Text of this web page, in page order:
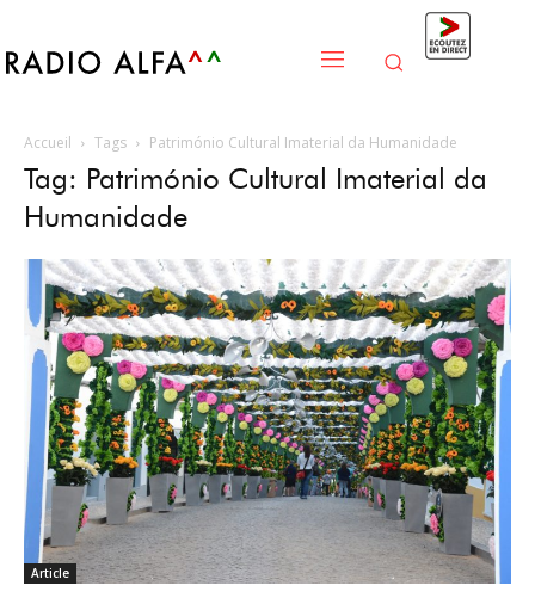
Accueil Tags Património Cultural Imaterial da Humanidade
Tag: Património Cultural Imaterial da
Humanidade
Article